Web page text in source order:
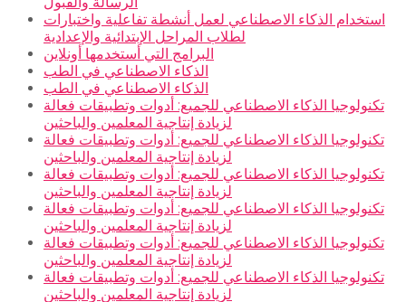
استخدام الذكاء الاصطناعي لعمل أنشطة تفاعلية واختبارات
لطلاب المراحل الإبتدائية والإعدادية
البرامج التي أستخدمها أونلاين
الذكاء الاصطناعي في الطب
الذكاء الاصطناعي في الطب
تكنولوجيا الذكاء الاصطناعي للجميع: أدوات وتطبيقات فعالة
لزيادة إنتاجية المعلمين والباحثين
تكنولوجيا الذكاء الاصطناعي للجميع: أدوات وتطبيقات فعالة
لزيادة إنتاجية المعلمين والباحثين
تكنولوجيا الذكاء الاصطناعي للجميع: أدوات وتطبيقات فعالة
لزيادة إنتاجية المعلمين والباحثين
تكنولوجيا الذكاء الاصطناعي للجميع: أدوات وتطبيقات فعالة
لزيادة إنتاجية المعلمين والباحثين
تكنولوجيا الذكاء الاصطناعي للجميع: أدوات وتطبيقات فعالة
لزيادة إنتاجية المعلمين والباحثين
تكنولوجيا الذكاء الاصطناعي للجميع: أدوات وتطبيقات فعالة
لزيادة إنتاجية المعلمين والباحثين